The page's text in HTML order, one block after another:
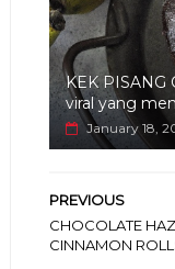
KEK PISANG
viral yang
January 18,
PREVIOUS
CHOCOLATE
CINNAMON